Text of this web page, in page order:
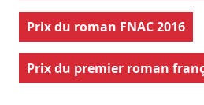
Prix du roman FNAC 2016
Prix du premier roman